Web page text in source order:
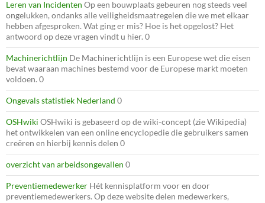
Leren van Incidenten Op een bouwplaats gebeuren nog steeds veel
ongelukken, ondanks alle veiligheidsmaatregelen die we met elkaar
hebben afgesproken. Wat ging er mis? Hoe is het opgelost? Het
antwoord op deze vragen vindt u hier. 0
Machinerichtlijn De Machinerichtlijn is een Europese wet die eisen
bevat waaraan machines bestemd voor de Europese markt moeten
voldoen. 0
Ongevals statistiek Nederland 0
OSHwiki OSHwiki is gebaseerd op de wiki-concept (zie Wikipedia)
het ontwikkelen van een online encyclopedie die gebruikers samen
creëren en hierbij kennis delen 0
overzicht van arbeidsongevallen 0
Preventiemedewerker Hét kennisplatform voor en door
preventiemedewerkers. Op deze website delen medewerkers,